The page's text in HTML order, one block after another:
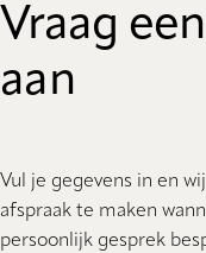
Vraag
aan
Vul je gegevens in en
afspraak te maken
persoonlijk gesprek